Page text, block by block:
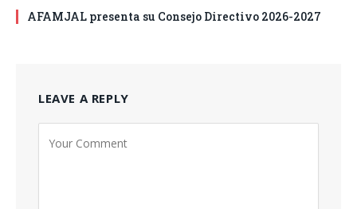
AFAMJAL presenta su Consejo Directivo 2026-2027
LEAVE A REPLY